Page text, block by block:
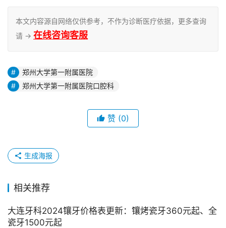
本文内容源自网络仅供参考，不作为诊断医疗依据，更多查询
请 → 在线咨询客服
郑州大学第一附属医院
郑州大学第一附属医院口腔科
赞 (0)
生成海报
相关推荐
大连牙科2024镶牙价格表更新：镶烤瓷牙360元起、全
瓷牙1500元起